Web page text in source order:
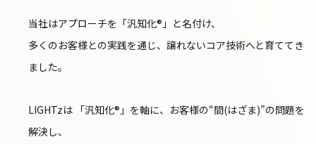
当社はアプローチを「汎知化®」と名付け、
多くのお客様との実践を通じ、譲れないコア技術へと育ててき
ました。
LIGHTzは 「汎知化®」を軸に、お客様の“間(はざま)”の問題を
解決し、